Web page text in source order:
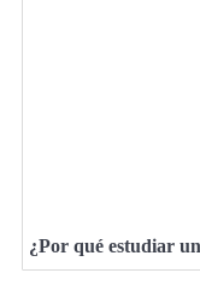
¿Por qué estudiar